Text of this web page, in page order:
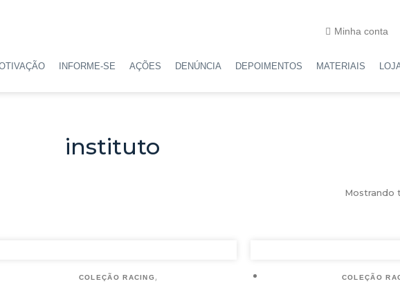
Minha conta
INFORME-SE AÇÕES DENÚNCIA DEPOIMENTOS MATERIAIS
instituto
Mostrando
COLEÇÃO RACING , COLEÇÃO